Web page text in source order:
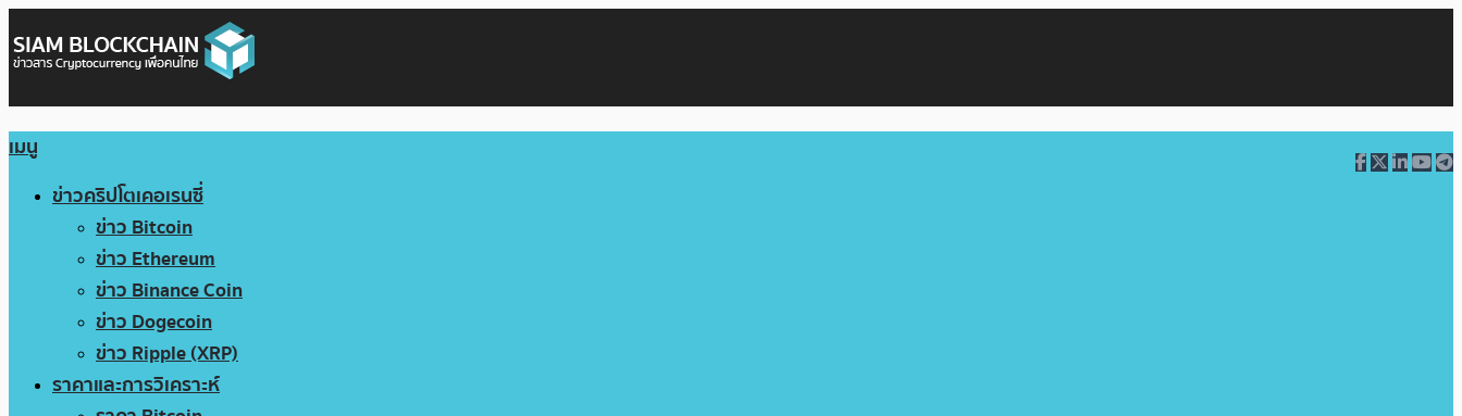
เมนู
ข่าวคริปโตเคอเรนซี่
ข่าว Bitcoin
ข่าว Ethereum
ข่าว Binance Coin
ข่าว Dogecoin
ข่าว Ripple (XRP)
ราคาและการวิเคราะห์